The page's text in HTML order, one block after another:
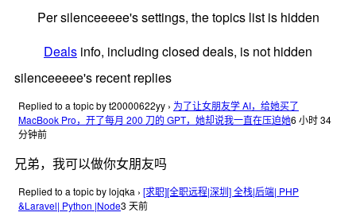
Per silenceeeee's settings, the topics list is hidden
Deals info, including closed deals, is not hidden
silenceeeee's recent replies
Replied to a topic by t20000622yy › 为了让女朋友学 AI，给她买了
MacBook Pro，开了每月 200 刀的 GPT，她却说我一直在压迫她6 小时 34
分钟前
兄弟，我可以做你女朋友吗
Replied to a topic by lojqka › [求职][全职远程|深圳] 全栈|后端| PHP
&Laravel| Python |Node3 天前